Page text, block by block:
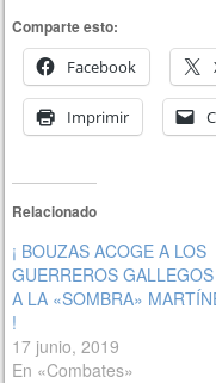
Comparte esto:
Facebook
Imprimir
Relacionado
¡ BOUZAS ACOGE A LOS
GUERREROS
A LA «SOMBRA»
!
17 junio, 2019
En «Combates»